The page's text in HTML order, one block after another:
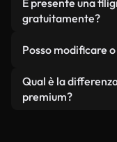
senza citare il
gradito.
in video
condizione che
È presente una
gratuitamente?
reali o generati
filigrane. Avrai a
all'uso.
Posso modificare
Sì. Siete liberi di
nostri video.
Qual è la
premium?